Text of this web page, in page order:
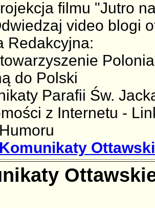
filmu "Jutro
video blogi
Redakcyjna:
Polonia
do Polski
Parafii Św.
z Internetu -
Komunikaty